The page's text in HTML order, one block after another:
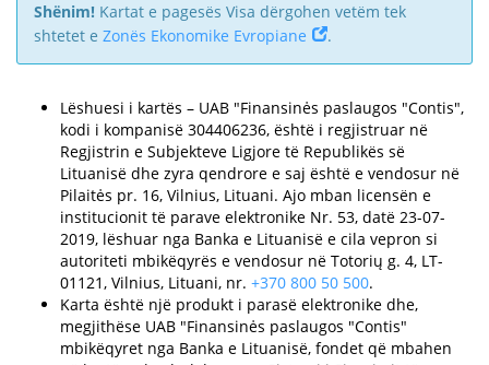
Shënim! Kartat e pagesës Visa dërgohen vetëm tek
shtetet e Zonës Ekonomike Evropiane .
Lëshuesi i kartës – UAB "Finansinės paslaugos "Contis",
kodi i kompanisë 304406236, është i regjistruar në
Regjistrin e Subjekteve Ligjore të Republikës së
Lituanisë dhe zyra qendrore e saj është e vendosur në
Pilaitės pr. 16, Vilnius, Lituani. Ajo mban licensën e
institucionit të parave elektronike Nr. 53, datë 23-07-
2019, lëshuar nga Banka e Lituanisë e cila vepron si
autoriteti mbikëqyrës e vendosur në Totorių g. 4, LT-
01121, Vilnius, Lituani, nr. +370 800 50 500.
Karta është një produkt i parasë elektronike dhe,
megjithëse UAB "Finansinės paslaugos "Contis"
mbikëqyret nga Banka e Lituanisë, fondet që mbahen